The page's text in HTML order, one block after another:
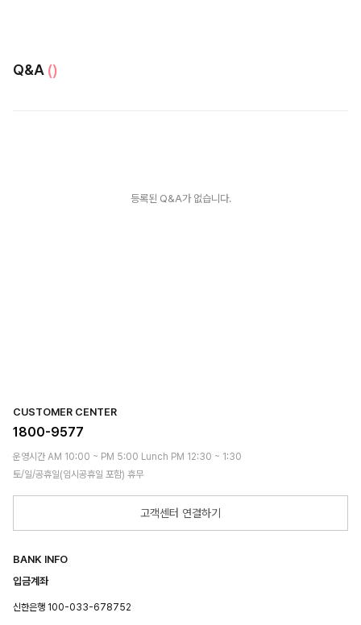
Q&A ()
등록된 Q&A가 없습니다.
CUSTOMER CENTER
1800-9577
운영시간 AM 10:00 ~ PM 5:00 Lunch PM 12:30 ~ 1:30
토/일/공휴일(임시공휴일 포함) 휴무
고객센터 연결하기
BANK INFO
입금계좌
신한은행 100-033-678752